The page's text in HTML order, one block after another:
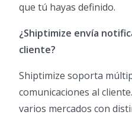
que tú hayas definido.
¿Shiptimize envía
cliente?
Shiptimize soporta
comunicaciones al
varios mercados con